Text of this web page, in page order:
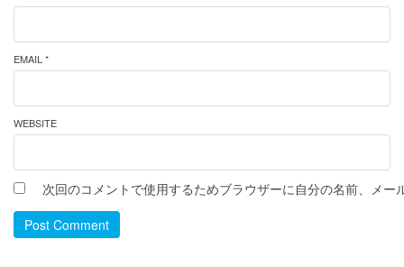
EMAIL *
WEBSITE
次回のコメントで使用するためブラウザーに自分の名前、メー
Post Comment